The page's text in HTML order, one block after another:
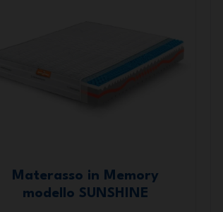
Materasso in Memory
modello SUNSHINE